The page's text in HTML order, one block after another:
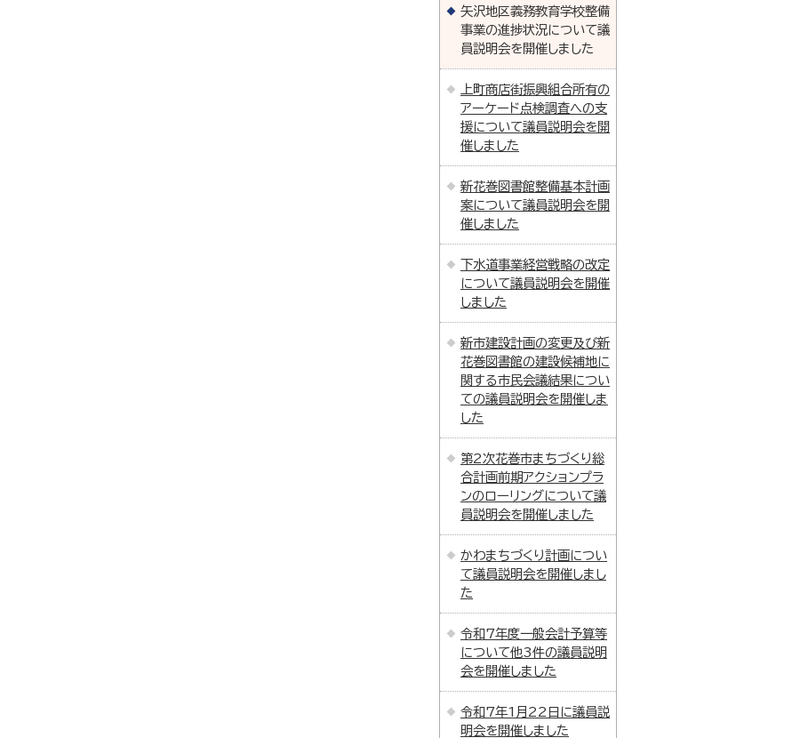
矢沢地区義務教育学校整備
事業の進捗状況について議
員説明会を開催しました
上町商店街振興組合所有の
アーケード点検調査への支
援について議員説明会を開
催しました
新花巻図書館整備基本計画
案について議員説明会を開
催しました
下水道事業経営戦略の改定
について議員説明会を開催
しました
新市建設計画の変更及び新
花巻図書館の建設候補地に
関する市民会議結果につい
ての議員説明会を開催しま
した
第2次花巻市まちづくり総
合計画前期アクションプラ
ンのローリングについて議
員説明会を開催しました
かわまちづくり計画につい
て議員説明会を開催しまし
た
令和7年度一般会計予算等
について他3件の議員説明
会を開催しました
令和7年1月22日に議員説
明会を開催しました